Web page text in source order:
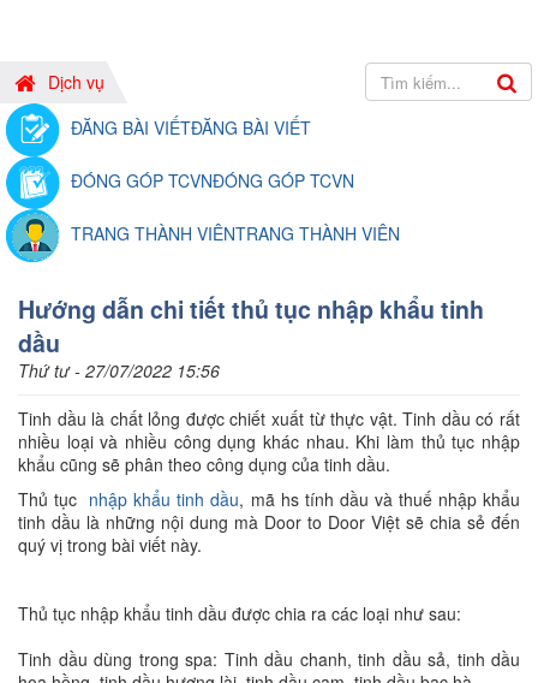
Dịch vụ
ĐĂNG BÀI VIẾTĐĂNG BÀI VIẾT
ĐÓNG GÓP TCVNĐÓNG GÓP TCVN
TRANG THÀNH VIÊNTRANG THÀNH VIÊN
Hướng dẫn chi tiết thủ tục nhập khẩu tinh
dầu
Thứ tư - 27/07/2022 15:56
Tinh dầu là chất lỏng được chiết xuất từ thực vật. Tinh dầu có rất
nhiều loại và nhiều công dụng khác nhau. Khi làm thủ tục nhập
khẩu cũng sẽ phân theo công dụng của tinh dầu.
Thủ tục nhập khẩu tinh dầu, mã hs tính dầu và thuế nhập khẩu
tinh dầu là những nội dung mà Door to Door Việt sẽ chia sẻ đến
quý vị trong bài viết này.
Thủ tục nhập khẩu tinh dầu được chia ra các loại như sau:
Tinh dầu dùng trong spa: Tinh dầu chanh, tinh dầu sả, tinh dầu